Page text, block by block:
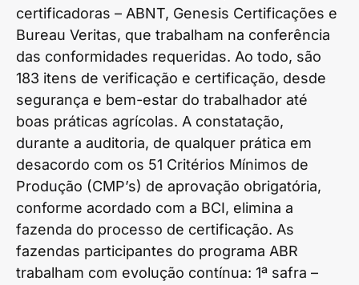
certificadoras – ABNT, Genesis Certificações e
Bureau Veritas, que trabalham na conferência
das conformidades requeridas. Ao todo, são
183 itens de verificação e certificação, desde
segurança e bem-estar do trabalhador até
boas práticas agrícolas. A constatação,
durante a auditoria, de qualquer prática em
desacordo com os 51 Critérios Mínimos de
Produção (CMP’s) de aprovação obrigatória,
conforme acordado com a BCI, elimina a
fazenda do processo de certificação. As
fazendas participantes do programa ABR
trabalham com evolução contínua: 1ª safra –